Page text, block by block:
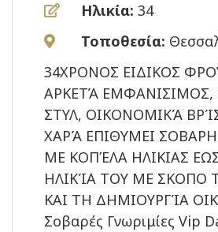
Ηλικία: 34
Τοποθεσία:
34ΧΡΟΝΟΣ ΕΙΔΙΚΟΣ
ΑΡΚΕΤΆ
ΣΤΥΛ, ΟΙΚΟΝΟΜΙΚΆ
ΧΑΡΆ ΕΠΙΘΥΜΕΙ
ΜΕ ΚΟΠΈΛΑ ΗΛΙΚΙΑΣ
ΗΛΙΚΊΑ ΤΟΥ ΜΕ ΣΚΟΠΟ
ΚΑΙ ΤΗ ΔΗΜΙΟΥΡΓΊΑ
Σοβαρές Γνωριμίες Vip